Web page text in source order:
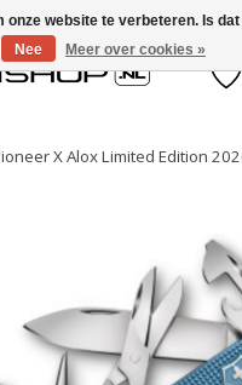
X Alox Limited Edition
onze website te verbeteren. Is
Nee
Meer over cookies »